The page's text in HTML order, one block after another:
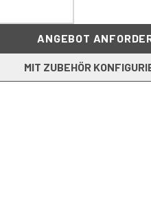
ANGEBOT
MIT ZUBEHÖR